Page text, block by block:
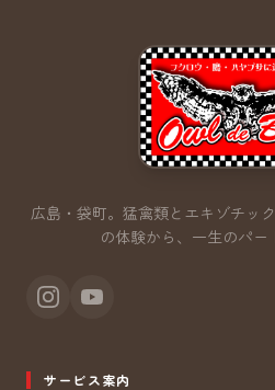
広島・袋町。猛禽類とエキゾチッ
の体験から、一生のパー
サービス案内